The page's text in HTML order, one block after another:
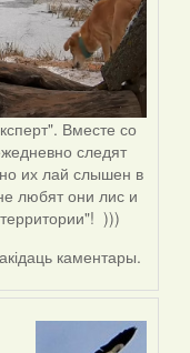
Вместе со
следят
их лай слышен в
любят они лис и
)))
каментары.